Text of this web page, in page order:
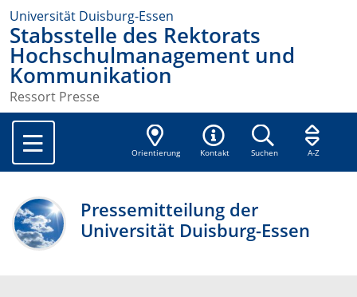
Universität Duisburg-Essen
Stabsstelle des Rektorats
Hochschulmanagement und
Kommunikation
Ressort Presse
Orientierung Kontakt Suchen A-Z
Pressemitteilung der
Universität Duisburg-Essen